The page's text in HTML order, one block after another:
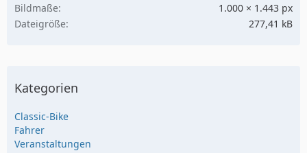
Bildmaße
1.000 × 1.443 px
Dateigröße
277,41 kB
Kategorien
Classic-Bike
Fahrer
Veranstaltungen